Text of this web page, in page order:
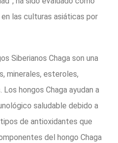
las culturas asiáticas por
Siberianos Chaga son una
minerales, esteroles,
hongos Chaga ayudan a
saludable debido a
de antioxidantes que
del hongo Chaga